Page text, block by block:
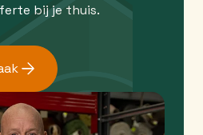
bij je thuis.